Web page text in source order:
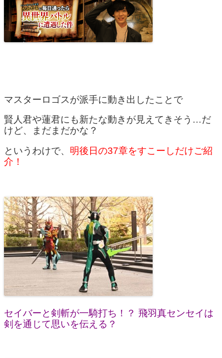
マスターロゴスが派手に動き出したことで
賢人君や蓮君にも新たな動きが見えてきそう…だ
けど、まだまだかな？
というわけで、 明後日の37章をすこーしだけご紹
介！
セイバーと剣斬が一騎打ち！？ 飛羽真センセイは
剣を通じて思いを伝える？